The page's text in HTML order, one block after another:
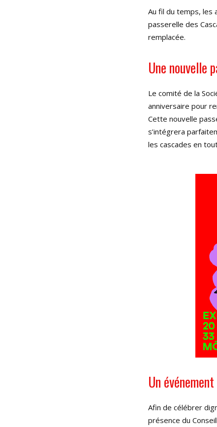
Au fil du temps, les
passerelle des
remplacée.
Une nouvelle
Le comité de la
anniversaire pour
Cette nouvelle
s’intégrera
les cascades en
Un
Afin de célébrer
présence du